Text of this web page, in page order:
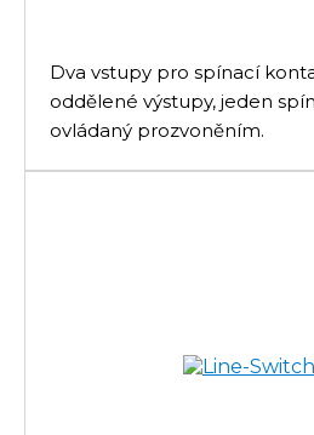
Dva vstupy pro spínací
oddělené výstupy, jeden
ovládaný prozvoněním.